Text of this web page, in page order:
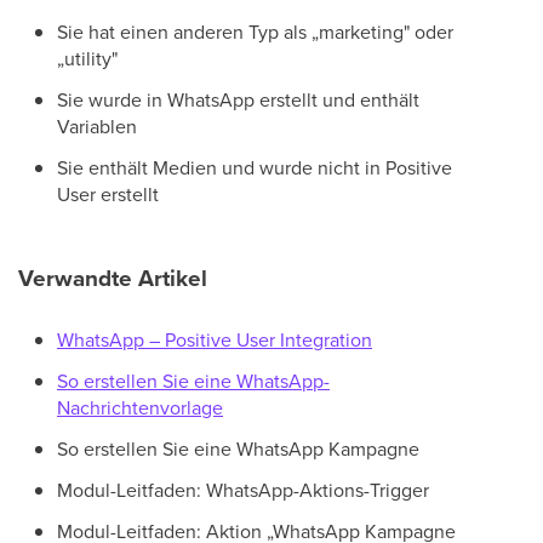
Sie hat einen anderen Typ als „marketing" oder
„utility"
Sie wurde in WhatsApp erstellt und enthält
Variablen
Sie enthält Medien und wurde nicht in Positive
User erstellt
Verwandte Artikel
WhatsApp – Positive User Integration
So erstellen Sie eine WhatsApp-
Nachrichtenvorlage
So erstellen Sie eine WhatsApp Kampagne
Modul-Leitfaden: WhatsApp-Aktions-Trigger
Modul-Leitfaden: Aktion „WhatsApp Kampagne